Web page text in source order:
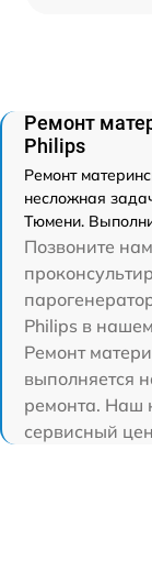
Ремонт
Philips
Ремонт
несложная
Тюмени.
Позвоните
Philips в
Ремонт
выполняется
ремонта. Наш
сервисный